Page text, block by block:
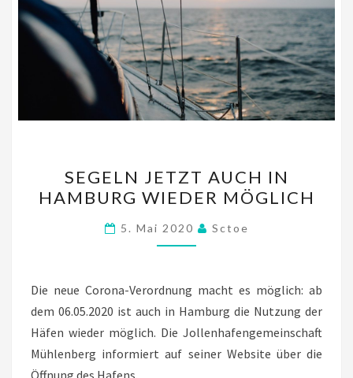
JETZT
AUCH
IN
HAMBURG
MÖGLICH
SEGELN JETZT AUCH IN
HAMBURG WIEDER MÖGLICH
5. Mai 2020 Sctoe
Die neue Corona-Verordnung macht es möglich: ab
dem 06.05.2020 ist auch in Hamburg die Nutzung der
Häfen wieder möglich. Die Jollenhafengemeinschaft
Mühlenberg informiert auf seiner Website über die